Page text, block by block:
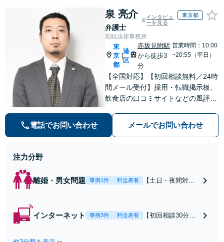
泉 亮介
弁護士
インタビュ
ーを見る
東京都
彩結法律事務所
東
京
都
港
区
赤坂見附駅
から徒歩3
分
営業時間：10:00
~20:55（平日）
【全国対応】【初回相談無料／24時
間メール受付】採用・転職掲示板、
飲食店の口コミサイトなどの風評被
の種類を問わず相談可。可能な限り
早期対応で駆けつけサポート【労
電話でお問い合わせ メールでお問い合わせ
注力分野
離婚・男女問題 事例1件 料金表有
【土日・夜間対応
れたら、サインす
インターネット 事例3件 料金表有
【初回相談30分無